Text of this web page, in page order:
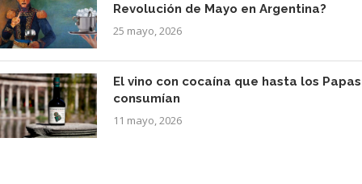
Revolución de Mayo en Argentina?
25 mayo, 2026
El vino con cocaína que hasta los Papas
consumían
11 mayo, 2026